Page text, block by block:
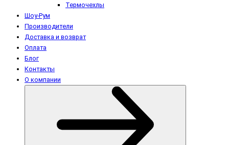
Термочехлы
Шоу-Рум
Производители
Доставка и возврат
Оплата
Блог
Контакты
О компании